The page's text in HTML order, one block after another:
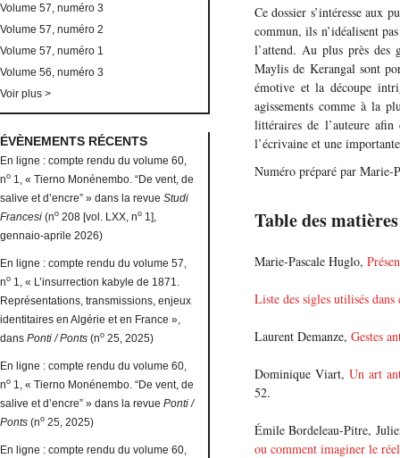
Ce dossier s’intéresse aux
commun, ils n’idéalisent
l’attend. Au plus près des
Maylis de Kerangal sont
émotive et la découpe
agissements comme à la
littéraires de l’auteure
l’écrivaine et une
Numéro préparé par Marie-
Table des matières
Marie-Pascale Huglo,
Liste des sigles utilisés dans
Laurent Demanze, Gestes
Dominique Viart, Un art
52.
Émile Bordeleau-Pitre,
ou comment imaginer le réel
Volume 57, numéro 3
Volume 57, numéro 2
Volume 57, numéro 1
Volume 56, numéro 3
Voir plus >
ÉVÈNEMENTS RÉCENTS
En ligne : compte rendu du volume 60,
no 1, « Tierno Monénembo. “De vent, de
salive et d’encre” » dans la revue Studi
Francesi (no 208 [vol. LXX, no 1],
gennaio-aprile 2026)
En ligne : compte rendu du volume 57,
no 1, « L’insurrection kabyle de 1871.
Représentations, transmissions, enjeux
identitaires en Algérie et en France »,
dans Ponti / Ponts (no 25, 2025)
En ligne : compte rendu du volume 60,
no 1, « Tierno Monénembo. “De vent, de
salive et d’encre” » dans la revue Ponti /
Ponts (no 25, 2025)
En ligne : compte rendu du volume 60,